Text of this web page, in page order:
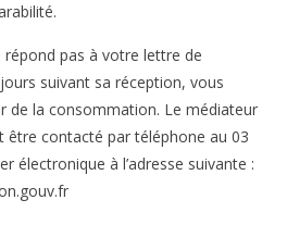
répond pas à votre lettre de
suivant sa réception, vous
de la consommation. Le médiateur
être contacté par téléphone au 03
électronique à l’adresse suivante :